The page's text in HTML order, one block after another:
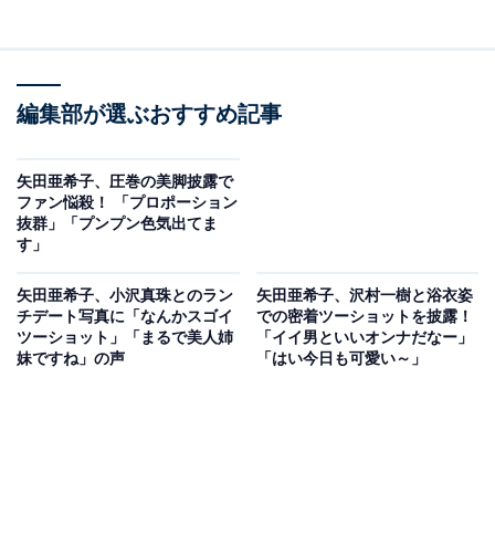
編集部が選ぶおすすめ記事
矢田亜希子、圧巻の美脚披露で
ファン悩殺！ 「プロポーション
抜群」「プンプン色気出てま
す」
矢田亜希子、小沢真珠とのラン
チデート写真に「なんかスゴイ
ツーショット」「まるで美人姉
妹ですね」の声
矢田亜希子、沢村一樹と浴衣姿
での密着ツーショットを披露！
「イイ男といいオンナだなー」
「はい今日も可愛い～」